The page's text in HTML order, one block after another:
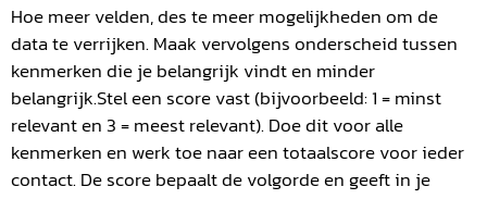
Hoe meer velden, des te meer mogelijkheden om de
data te verrijken. Maak vervolgens onderscheid tussen
kenmerken die je belangrijk vindt en minder
belangrijk.Stel een score vast (bijvoorbeeld: 1 = minst
relevant en 3 = meest relevant). Doe dit voor alle
kenmerken en werk toe naar een totaalscore voor ieder
contact. De score bepaalt de volgorde en geeft in je